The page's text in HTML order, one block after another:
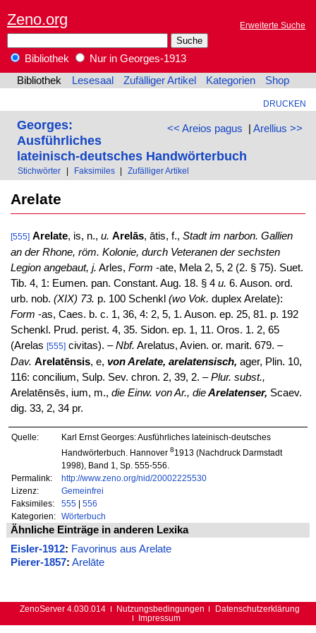
Zeno.org Erweiterte Suche
Bibliothek
Nur in Georges-1913
Bibliothek
Lesesaal Zufälliger Artikel Kategorien Shop
DRUCKEN
<< Areios pagus | Arellius >>
Georges:
Ausführliches
lateinisch-deutsches Handwörterbuch
Stichwörter Faksimiles Zufälliger Artikel
Arelate
[555] Arelate, is, n., u. Arelās, ātis, f., Stadt im narbon. Gallien
an der Rhone, röm. Kolonie, durch Veteranen der sechsten
Legion angebaut, j. Arles, Form -ate, Mela 2, 5, 2 (2. § 75). Suet.
Tib. 4, 1: Eumen. pan. Constant. Aug. 18. § 4 u. 6. Auson. ord.
urb. nob. (XIX) 73. p. 100 Schenkl (wo Vok. duplex Arelate):
Form -as, Caes. b. c. 1, 36, 4: 2, 5, 1. Auson. ep. 25, 81. p. 192
Schenkl. Prud. perist. 4, 35. Sidon. ep. 1, 11. Oros. 1. 2, 65
(Arelas [555]civitas). –Nbf. Arelatus, Avien. or. marit. 679. –
Dav. Arelatēnsis, e, von Arelate, arelatensisch, ager, Plin. 10,
116: concilium, Sulp. Sev. chron. 2, 39, 2. –Plur. subst.,
Arelatēnsēs, ium, m., die Einw. von Ar., dieArelatenser, Scaev.
dig. 33, 2, 34 pr.
Quelle:
Karl Ernst Georges: Ausführliches lateinisch-deutsches
Handwörterbuch. Hannover 81913 (Nachdruck Darmstadt
1998), Band 1, Sp. 555-556.
Permalink:
http://www.zeno.org/nid/20002225530
Lizenz:
Gemeinfrei
Faksimiles:
555| 556
Kategorien:
Wörterbuch
Ähnliche Einträge in anderen Lexika
Eisler-1912: Favorinus aus Arelate
Pierer-1857: Arelāte
ZenoServer 4.030.014 Nutzungsbedingungen
Datenschutzerklärung
Impressum